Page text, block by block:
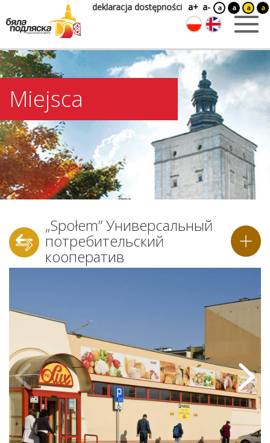
deklaracja dostępności a+ a- a a a a
Miejsca
„Społem” Универсальный
потребительский
кооператив